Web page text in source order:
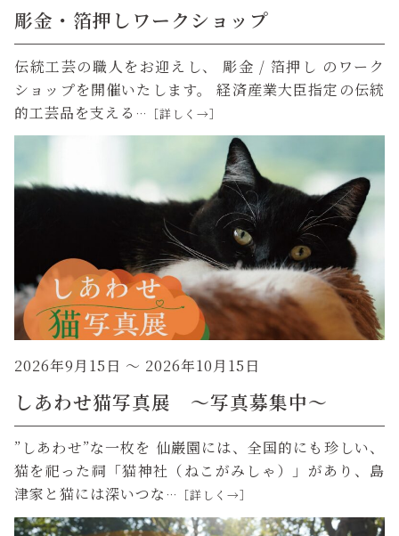
彫金・箔押しワークショップ
伝統工芸の職人をお迎えし、 彫金 / 箔押し のワーク
ショップを開催いたします。 経済産業大臣指定の伝統
的工芸品を支える …［詳しく→］
2026年9月15日 ～ 2026年10月15日
しあわせ猫写真展 ～写真募集中～
”しあわせ”な一枚を 仙巌園には、全国的にも珍しい、
猫を祀った祠「猫神社（ねこがみしゃ）」があり、島
津家と猫には深いつな …［詳しく→］